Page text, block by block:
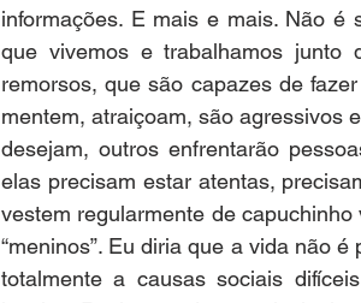
informações. E mais e mais. Não é
que vivemos e trabalhamos junto
remorsos, que são capazes de
mentem, atraiçoam, são agressivos
desejam, outros enfrentarão
elas precisam estar atentas,
vestem regularmente de
“meninos”. Eu diria que a vida não
totalmente a causas sociais